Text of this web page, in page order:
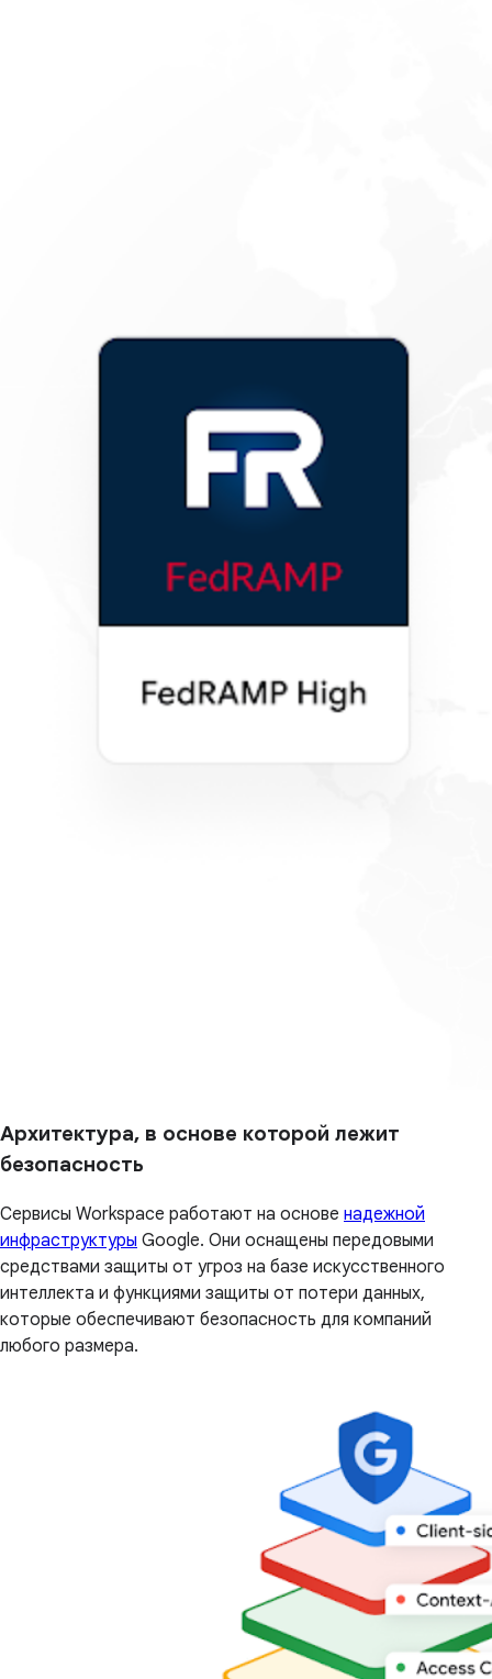
Архитектура, в основе которой лежит
безопасность
Сервисы Workspace работают на основе надежной
инфраструктуры Google. Они оснащены передовыми
средствами защиты от угроз на базе искусственного
интеллекта и функциями защиты от потери данных,
которые обеспечивают безопасность для компаний
любого размера.